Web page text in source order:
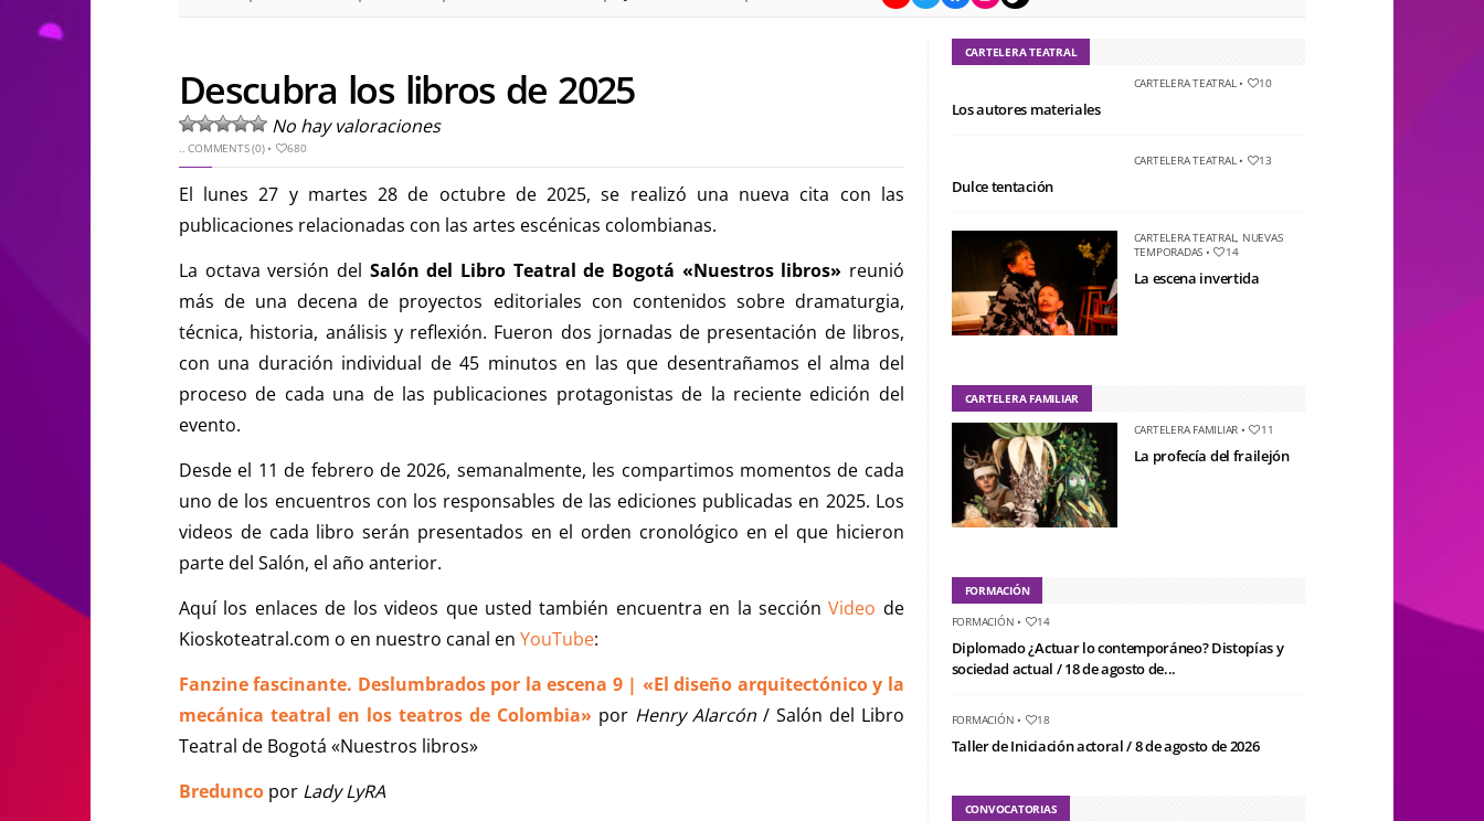
Descubra los libros de 2025
No hay valoraciones
..COMMENTS (0)• 680
El lunes 27 y martes 28 de octubre de 2025, se realizó una nueva cita con las
publicaciones relacionadas con las artes escénicas colombianas.
La octava versión del Salón del Libro Teatral de Bogotá «Nuestros libros» reunió
más de una decena de proyectos editoriales con contenidos sobre dramaturgia,
técnica, historia, análisis y reflexión. Fueron dos jornadas de presentación de libros,
con una duración individual de 45 minutos en las que desentrañamos el alma del
proceso de cada una de las publicaciones protagonistas de la reciente edición del
evento.
Desde el 11 de febrero de 2026, semanalmente, les compartimos momentos de cada
uno de los encuentros con los responsables de las ediciones publicadas en 2025. Los
videos de cada libro serán presentados en el orden cronológico en el que hicieron
parte del Salón, el año anterior.
Aquí los enlaces de los videos que usted también encuentra en la secciónVideo de
Kioskoteatral.com o en nuestro canal en YouTube:
Fanzine fascinante. Deslumbrados por la escena 9 | «El diseño arquitectónico y la
mecánica teatral en los teatros de Colombia» por Henry Alarcón/ Salón del Libro
Teatral de Bogotá «Nuestros libros»
Bredunco por Lady LyRA
CARTELERA TEATRAL
CARTELERA TEATRAL• 10
Los autores materiales
CARTELERA TEATRAL• 13
Dulce tentación
CARTELERA TEATRAL, NUEVAS
TEMPORADAS • 14
La escena invertida
CARTELERA FAMILIAR
CARTELERA FAMILIAR • 11
La profecía del frailejón
FORMACIÓN
FORMACIÓN • 14
Diplomado ¿Actuar lo contemporáneo? Distopías y
sociedad actual / 18 de agosto de...
FORMACIÓN • 18
Taller de Iniciación actoral / 8 de agosto de 2026
CONVOCATORIAS